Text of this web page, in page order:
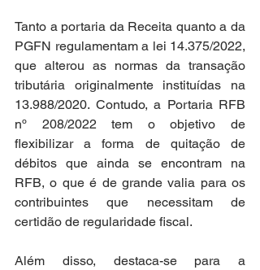
Tanto a portaria da Receita quanto a da
PGFN regulamentam a lei 14.375/2022,
que alterou as normas da transação
tributária originalmente instituídas na
13.988/2020. Contudo, a Portaria RFB
nº 208/2022 tem o objetivo de
flexibilizar a forma de quitação de
débitos que ainda se encontram na
RFB, o que é de grande valia para os
contribuintes que necessitam de
certidão de regularidade fiscal.
Além disso, destaca-se para a